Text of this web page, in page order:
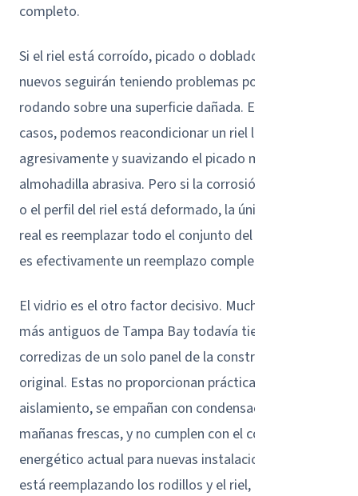
completo.
Si el riel está corroído, picado o doblado, rodillos
nuevos seguirán teniendo problemas porque están
rodando sobre una superficie dañada. En algunos
casos, podemos reacondicionar un riel limpiándolo
agresivamente y suavizando el picado menor con una
almohadilla abrasiva. Pero si la corrosión es profunda
o el perfil del riel está deformado, la única solución
real es reemplazar todo el conjunto del marco, lo cual
es efectivamente un reemplazo completo de puerta.
El vidrio es el otro factor decisivo. Muchos hogares
más antiguos de Tampa Bay todavía tienen puertas
corredizas de un solo panel de la construcción
original. Estas no proporcionan prácticamente ningún
aislamiento, se empañan con condensación en
mañanas frescas, y no cumplen con el código
energético actual para nuevas instalaciones. Si ya
está reemplazando los rodillos y el riel, actualizar a